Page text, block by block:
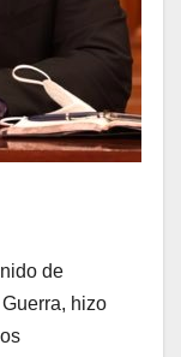
de
hizo